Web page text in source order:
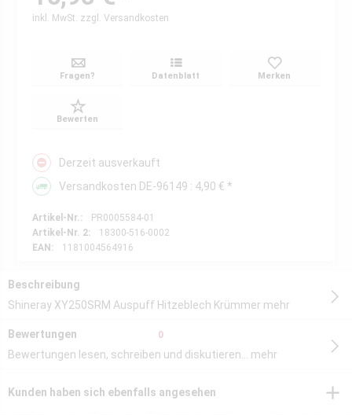
inkl. MwSt. zzgl. Versandkosten
Fragen? Datenblatt Merken
Bewerten
Derzeit ausverkauft
Versandkosten DE-96149 : 4,90 € *
Artikel-Nr.:
PR0005584-01
Artikel-Nr. 2:
18300-516-0002
EAN:
1181004564916
Beschreibung
Shineray XY250SRM Auspuff Hitzeblech Krümmer mehr
Bewertungen 0
Bewertungen lesen, schreiben und diskutieren... mehr
Kunden haben sich ebenfalls angesehen